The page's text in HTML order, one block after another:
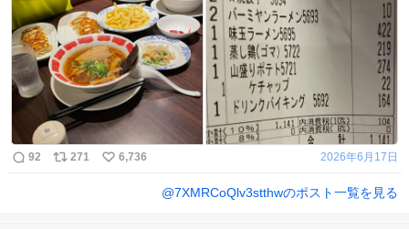
92 271 6,736 2026年6月17日
@7XMRCoQlv3stthwのポスト一覧を見る